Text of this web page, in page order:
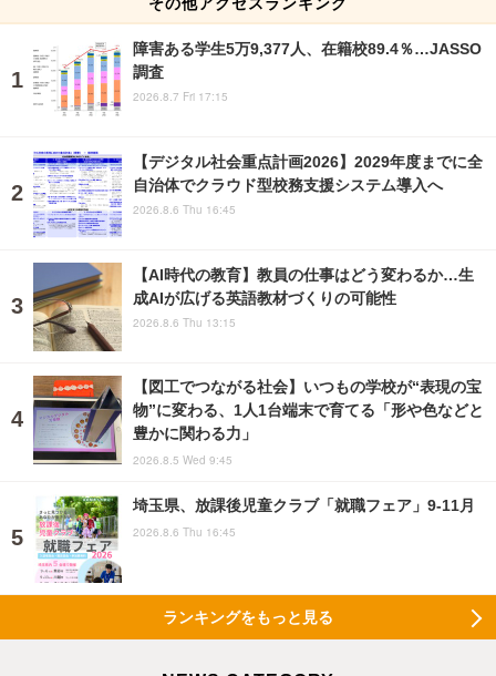
障害ある学生5万9,377人、在籍校89.4％…JASSO
調査
2026.8.7 Fri 17:15
【デジタル社会重点計画2026】2029年度までに全
自治体でクラウド型校務支援システム導入へ
2026.8.6 Thu 16:45
【AI時代の教育】教員の仕事はどう変わるか…生
成AIが広げる英語教材づくりの可能性
2026.8.6 Thu 13:15
【図工でつながる社会】いつもの学校が“表現の宝
物”に変わる、1人1台端末で育てる「形や色などと
豊かに関わる力」
2026.8.5 Wed 9:45
埼玉県、放課後児童クラブ「就職フェア」9-11月
2026.8.6 Thu 16:45
ランキングをもっと見る